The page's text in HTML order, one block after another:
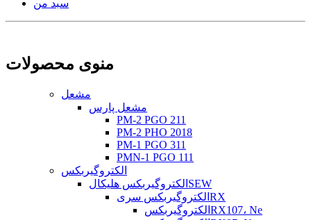
سبد من
منوی محصولات
مشعل
مشعل پارس
PM-2 PGO 211
PM-2 PHO 2018
PM-1 PGO 311
PMN-1 PGO 111
الکتروگیربکس
الکتروگیربکس هلیکالSEW
الکتروگیربکس سریRX
الکتروگیربکسRX107، Ne